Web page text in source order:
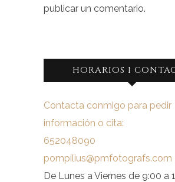
publicar un comentario.
HORARIOS I
Contacta conmigo para pedir
información o cita:
652048090
pompilius@pmfotografs.com
De Lunes a Viernes de 9:00 a